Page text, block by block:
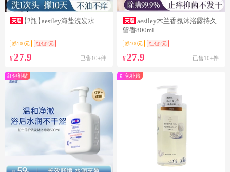
【2瓶】aesiley海盐洗发水
券100元 红包2元
¥ 27.9 已售10+件
aesiley木兰香氛沐浴露持久
留香800ml
券100元 红包2元
¥27.9 已售10+件
红包补贴 红包补贴